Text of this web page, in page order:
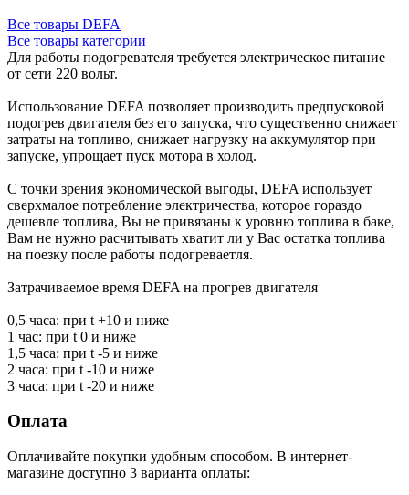
Все товары DEFA
Все товары категории
Для работы подогревателя требуется электрическое питание
от сети 220 вольт.
Использование DEFA позволяет производить предпусковой
подогрев двигателя без его запуска, что существенно снижает
затраты на топливо, снижает нагрузку на аккумулятор при
запуске, упрощает пуск мотора в холод.
С точки зрения экономической выгоды, DEFA использует
сверхмалое потребление электричества, которое гораздо
дешевле топлива, Вы не привязаны к уровню топлива в баке,
Вам не нужно расчитывать хватит ли у Вас остатка топлива
на поезку после работы подогреваетля.
Затрачиваемое время DEFA на прогрев двигателя
0,5 часа: при t +10 и ниже
1 час: при t 0 и ниже
1,5 часа: при t -5 и ниже
2 часа: при t -10 и ниже
3 часа: при t -20 и ниже
Оплата
Оплачивайте покупки удобным способом. В интернет-
магазине доступно 3 варианта оплаты: